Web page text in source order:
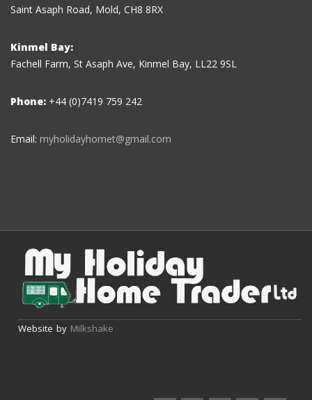
Saint Asaph Road, Mold, CH8 8RX
Kinmel Bay:
Fachell Farm, St Asaph Ave, Kinmel Bay, LL22 9SL
Phone: +44 (0)7419 759 242
Email: myholidayhomet@gmail.com
Website by Milkshake